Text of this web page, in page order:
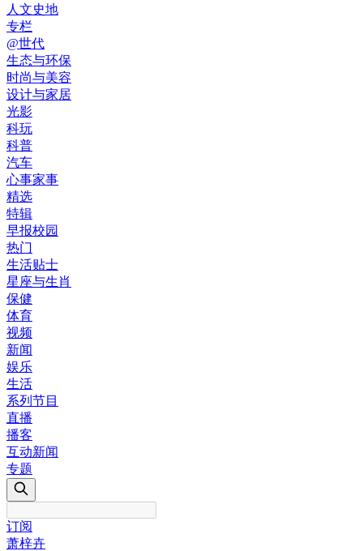
人文史地
专栏
@世代
生态与环保
时尚与美容
设计与家居
光影
科玩
科普
汽车
心事家事
精选
特辑
早报校园
热门
生活贴士
星座与生肖
保健
体育
视频
新闻
娱乐
生活
系列节目
直播
播客
互动新闻
专题
订阅
萧梓卉